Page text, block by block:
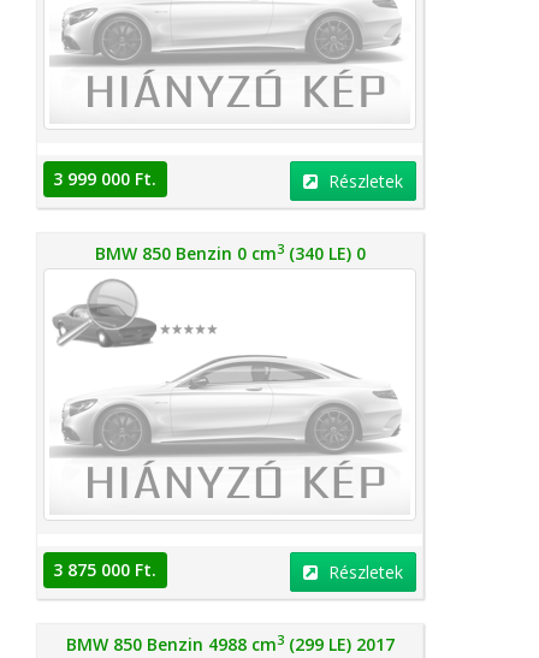
3 999 000 Ft. Részletek
BMW 850 Benzin 0 cm3(340 LE) 0
3 875 000 Ft. Részletek
BMW 850 Benzin 4988 cm3(299 LE) 2017